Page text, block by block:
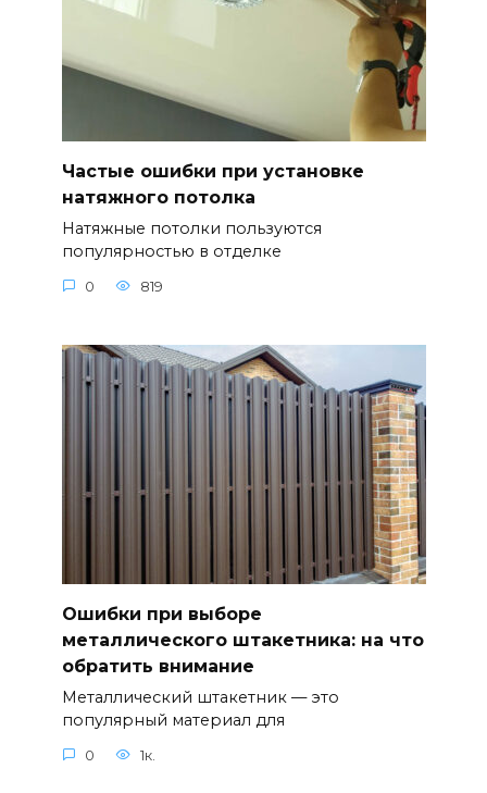
Частые ошибки при установке
натяжного потолка
Натяжные потолки пользуются
популярностью в отделке
0 819
Ошибки при выборе
металлического штакетника: на что
обратить внимание
Металлический штакетник — это
популярный материал для
0 1к.